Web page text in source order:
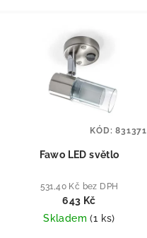
Fawo LED světlo
531,40 Kč bez DPH
643 Kč
Skladem(1 ks)
KÓD:831371